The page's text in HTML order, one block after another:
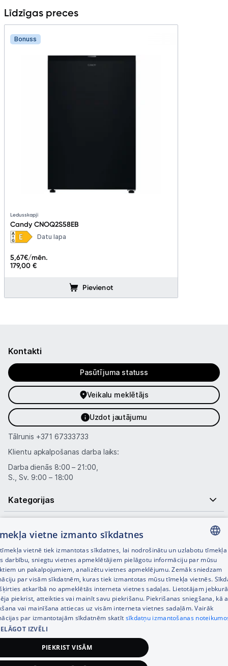
Līdzīgas preces
Bonuss
Ledusskapji
Candy CNOQ2S58EB
Datu lapa
179,00 €
5,67€/mēn.
Pievienot
Kontakti
Pasūtījuma statuss
Veikalu meklētājs
Uzdot jautājumu
Tālrunis +371 67333733
Klientu apkalpošanas darba laiks:
Darba dienās 8:00 – 21:00,
S., Sv. 9:00 – 18:00
Kategorijas
Noderīgas saites
Interneta veikala izstrāde —
LATVIAN
RUSSIAN
ENGLISH
vietne izmanto sīkdatnes
vietnē tiek izmantotas sīkdatnes, lai nodrošinātu un uzlabotu tīmekļa
darbību, sniegtu vietnes apmeklētājiem pielāgotu informāciju par mūsu
un pakalpojumiem, analizētu vietnes apmeklējumu. Zemāk sniedzam
par visām sīkdatnēm, kuras tiek izmantotas mūsu tīmekļa vietnēs.
atkarībā no apmeklētās interneta vietnes sadaļas. Lietotājam
piekrist, atteikties vai mainīt savu piekrišanu. Piekrišanas sniegšana, kā
vai mainīšana attiecas uz visām interneta vietnes sadaļām. Vairāk
par izmantotajām sīkdatnēm skatīt sīkdatņu izmantošanas
IZVĒLI
PIEKRIST VISĀM